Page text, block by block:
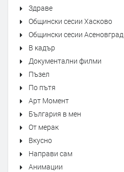
Kiss - Forever
Здраве
Общински сесии Хасково
Общински сесии Асеновград
В кадър
Документални филми
Пъзел
По пътя
Арт Момент
България в мен
От мерак
Вкусно
Направи сам
Анимации